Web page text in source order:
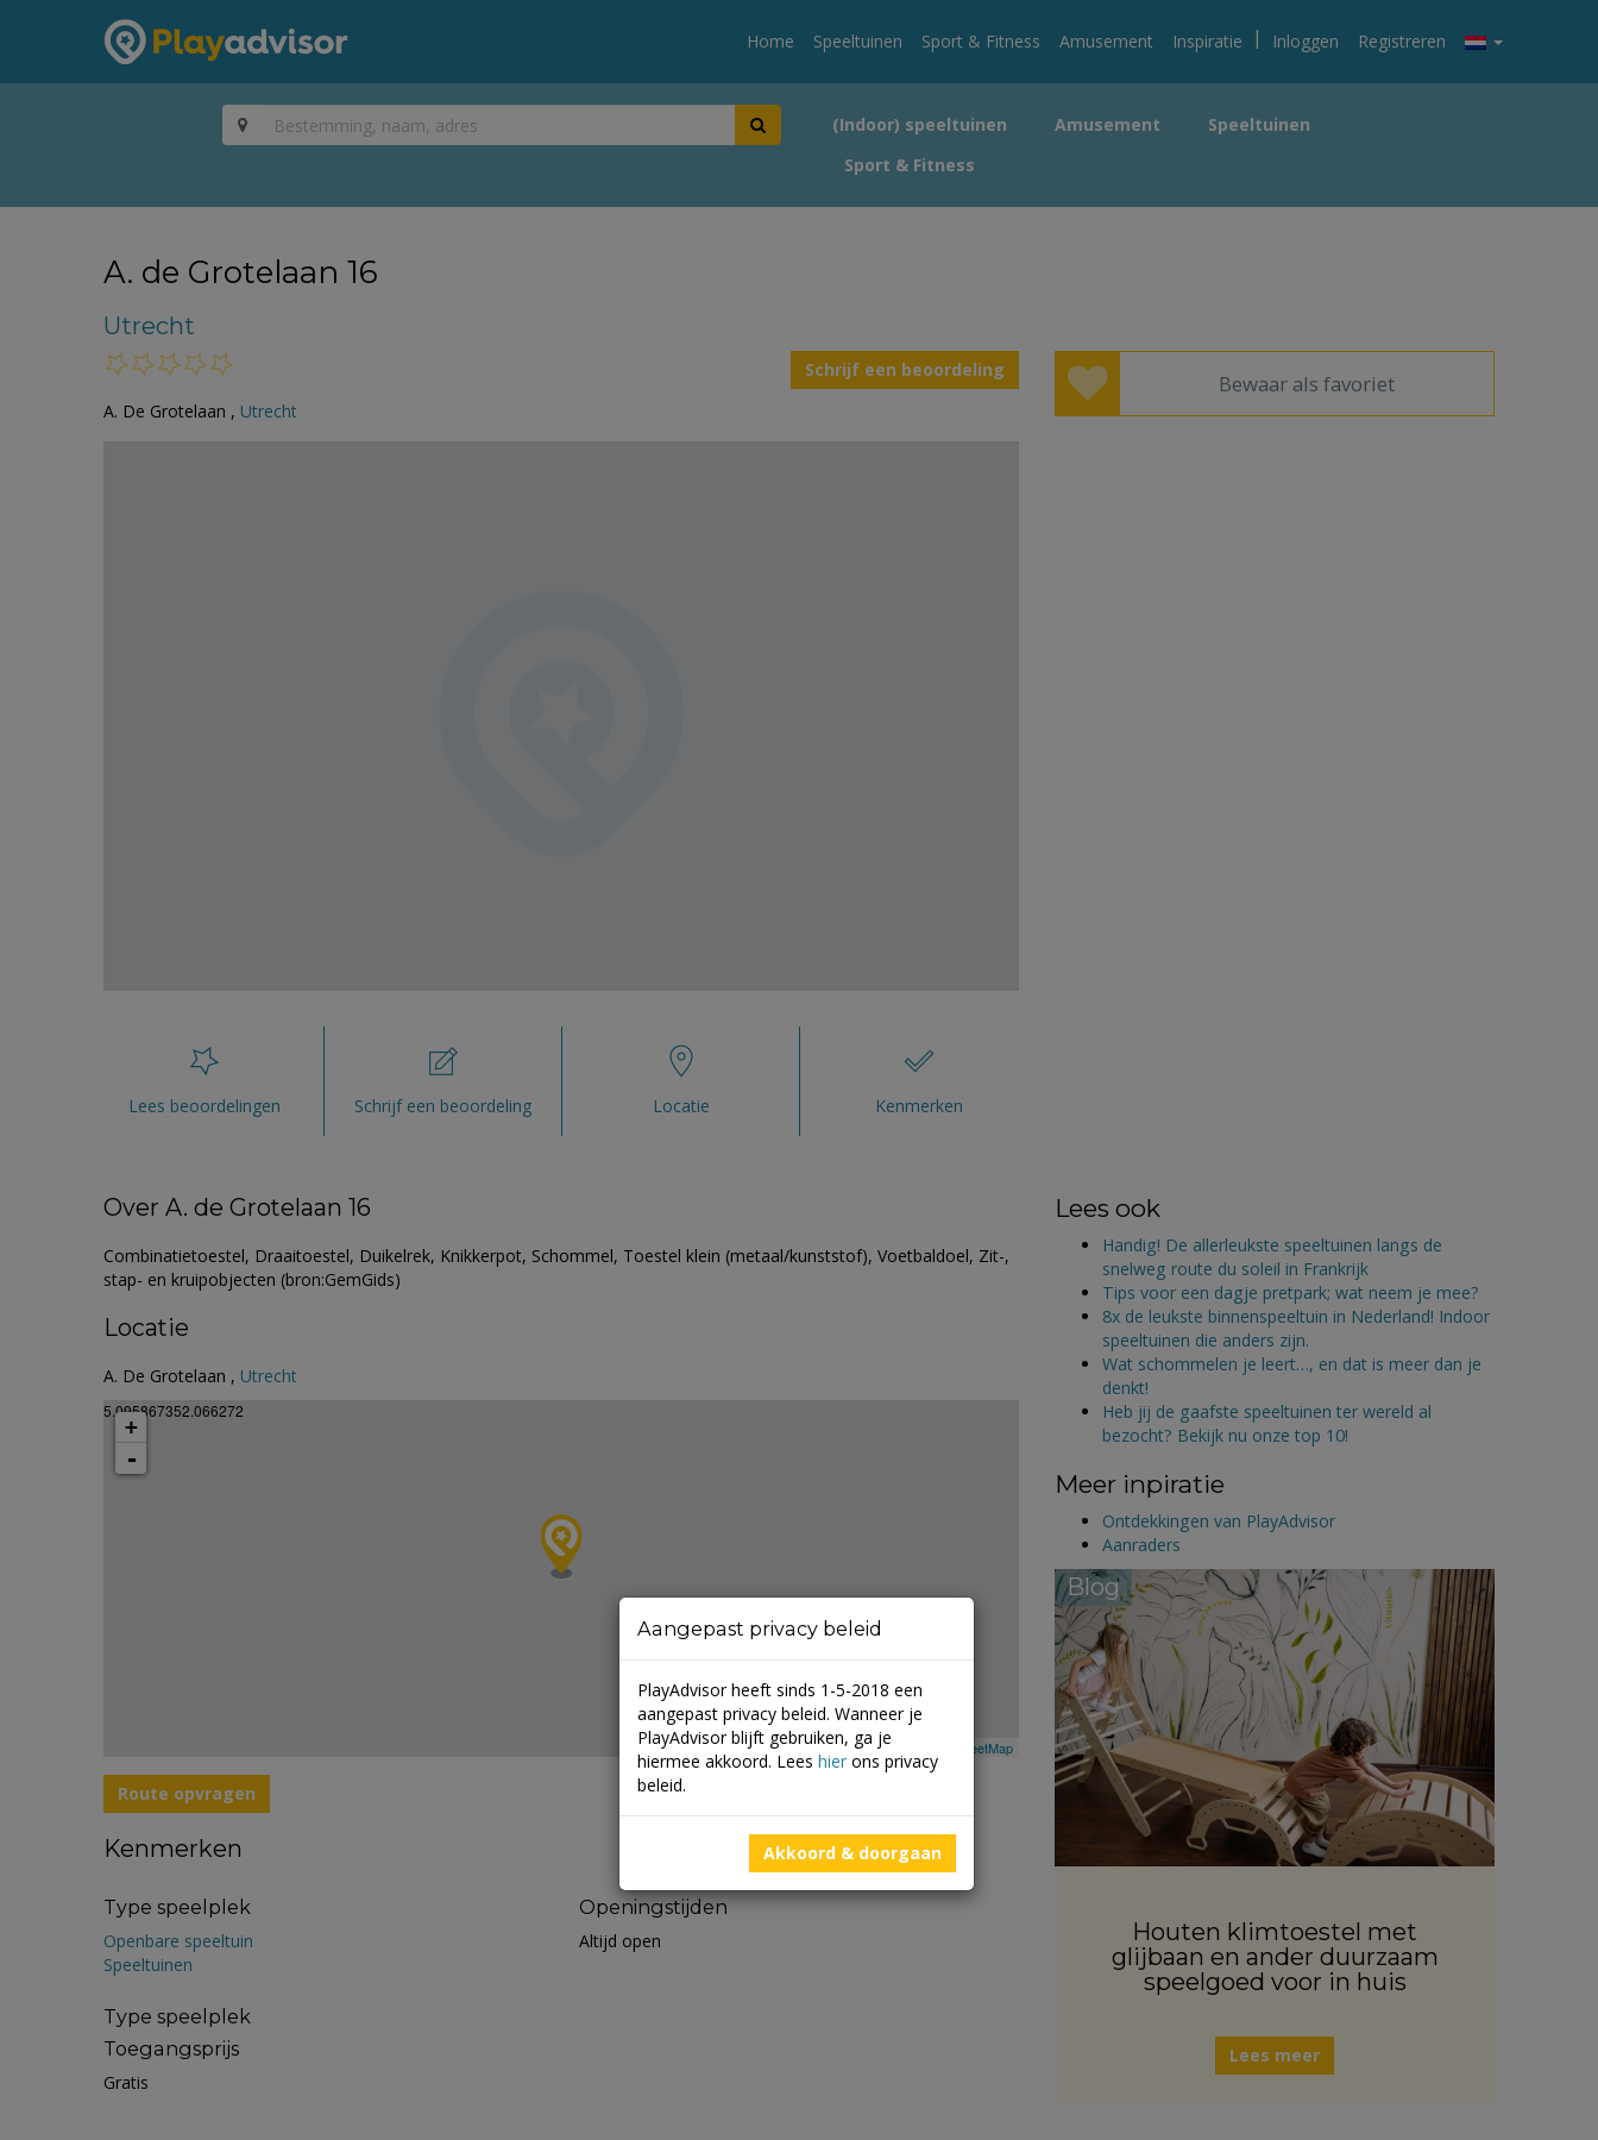
Home Speeltuinen Sport & Fitness Amusement Inspiratie | Inloggen Registreren
(Indoor) speeltuinen Amusement
Speeltuinen
Sport & Fitness
A. de Grotelaan 16
Utrecht
Schrijf een beoordeling
A. De Grotelaan , Utrecht
Bewaar als favoriet
Lees beoordelingen Schrijf een beoordeling Locatie Kenmerken
Over A. de Grotelaan 16
Combinatietoestel, Draaitoestel, Duikelrek, Knikkerpot, Schommel, Toestel klein (metaal/kunststof), Voetbaldoel, Zit-,
stap- en kruipobjecten (bron:GemGids)
Locatie
A. De Grotelaan , Utrecht
5.095867352.066272
+
-
Leaflet| ©Mapbox OpenStreetMap
Route opvragen
Kenmerken
Type speelplek
Openbare speeltuin
Speeltuinen
Type speelplek
Toegangsprijs
Gratis
Openingstijden
Altijd open
Lees ook
Handig! De allerleukste speeltuinen langs de
snelweg route du soleil in Frankrijk
Tips voor een dagje pretpark; wat neem je mee?
8x de leukste binnenspeeltuin in Nederland! Indoor
speeltuinen die anders zijn.
Wat schommelen je leert…, en dat is meer dan je
denkt!
Heb jij de gaafste speeltuinen ter wereld al
bezocht? Bekijk nu onze top 10!
Meer inpiratie
Ontdekkingen van PlayAdvisor
Aanraders
Blog
Houten klimtoestel met
glijbaan en ander duurzaam
speelgoed voor in huis
Lees meer
Aangepast privacy beleid
PlayAdvisor heeft sinds 1-5-2018 een
aangepast privacy beleid. Wanneer je
PlayAdvisor blijft gebruiken, ga je
hiermee akkoord. Lees hier ons privacy
beleid.
Akkoord & doorgaan